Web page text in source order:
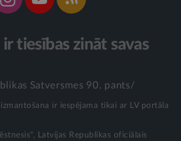
tiesības zināt savas
Satversmes 90. pants/
ir iespējama tikai ar LV portāla
Latvijas Republikas oficiālais